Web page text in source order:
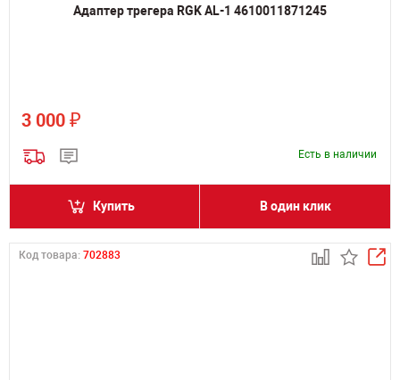
Адаптер трегера RGK AL-1 4610011871245
3 000 ₽
Есть в наличии
Купить В один клик
Код товара: 702883